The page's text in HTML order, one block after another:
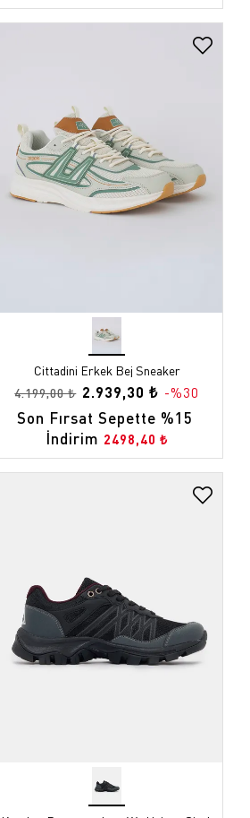
Cittadini Erkek Bej Sneaker
4.199,00 ₺ 2.939,30 ₺ -%30
Son Fırsat Sepette %15
İndirim 2498,40 ₺